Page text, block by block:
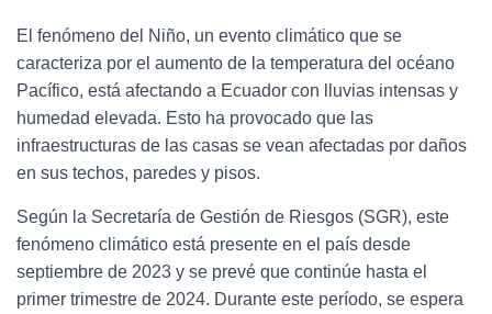
El fenómeno del Niño, un evento climático que se
caracteriza por el aumento de la temperatura del océano
Pacífico, está afectando a Ecuador con lluvias intensas y
humedad elevada. Esto ha provocado que las
infraestructuras de las casas se vean afectadas por daños
en sus techos, paredes y pisos.
Según la Secretaría de Gestión de Riesgos (SGR), este
fenómeno climático está presente en el país desde
septiembre de 2023 y se prevé que continúe hasta el
primer trimestre de 2024. Durante este período, se espera